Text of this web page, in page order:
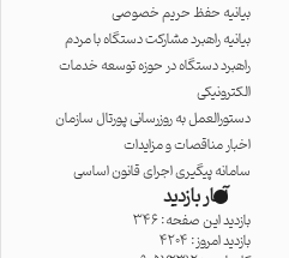
بیانیه حفظ حریم خصوصی
بیانیه راهبرد مشارکت دستگاه با مردم
راهبرد دستگاه در حوزه توسعه خدمات
الکترونیکی
دستورالعمل به روزرسانی پورتال سازمان
اخبار مناقصات و مزایدات
سامانه پیگیری اجرای قانون اساسی
آمار بازدید
بازدید این صفحه: 346
بازدید امروز: 4204